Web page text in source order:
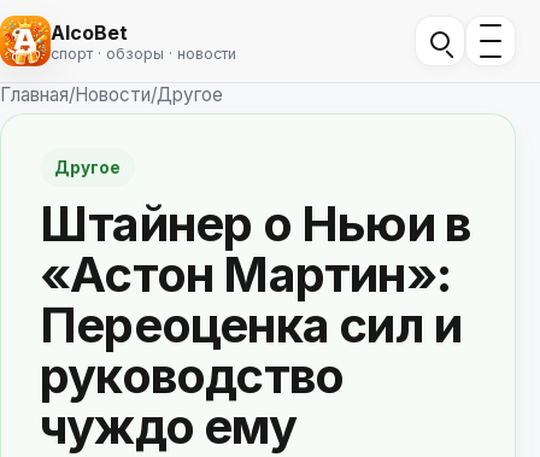
AlcoBet
спорт · обзоры · новости
Главная/Новости/Другое
Другое
Штайнер о Ньюи в
«Астон Мартин»:
Переоценка сил и
руководство
чуждо ему